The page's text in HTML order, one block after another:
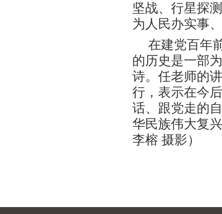
坚战、行星探
为人民办实事
在建党百年
的历史是一部
诗。任老师的
行，表示在今
话、跟党走的
华民族伟大复
李榕 摄影）